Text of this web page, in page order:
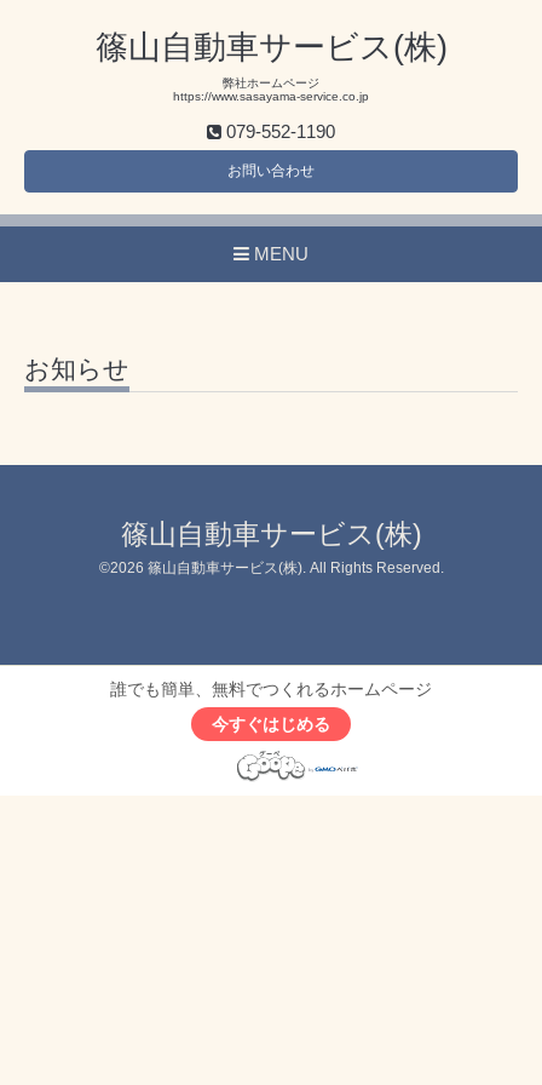
篠山自動車サービス(株)
弊社ホームページ
https://www.sasayama-service.co.jp
079-552-1190
お問い合わせ
MENU
お知らせ
篠山自動車サービス(株)
©2026 篠山自動車サービス(株). All Rights Reserved.
誰でも簡単、無料でつくれるホームページ
今すぐはじめる